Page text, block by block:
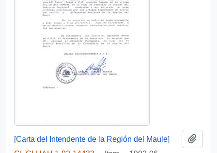
[Carta del Intendente de la Región del Maule]